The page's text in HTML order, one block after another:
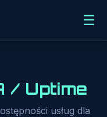
☰
/ Uptime
usług dla